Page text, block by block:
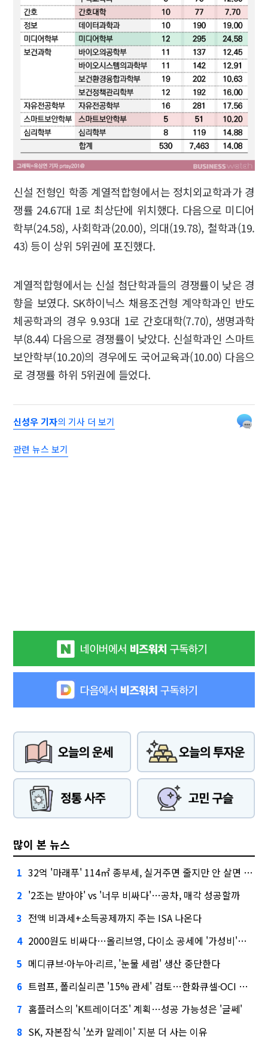
신설 전형인 학종 계열적합형에서는 정치외교학과가 경
쟁률 24.67대 1로 최상단에 위치했다. 다음으로 미디어
학부(24.58), 사회학과(20.00), 의대(19.78), 철학과(19.
43) 등이 상위 5위권에 포진했다.
계열적합형에서는 신설 첨단학과들의 경쟁률이 낮은 경
향을 보였다. SK하이닉스 채용조건형 계약학과인 반도
체공학과의 경우 9.93대 1로 간호대학(7.70), 생명과학
부(8.44) 다음으로 경쟁률이 낮았다. 신설학과인 스마트
보안학부(10.20)의 경우에도 국어교육과(10.00) 다음으
로 경쟁률 하위 5위권에 들었다.
신성우 기자의 기사 더 보기
관련 뉴스 보기
많이 본 뉴스
1 32억 '마래푸' 114㎡ 종부세, 실거주면 줄지만 안 살면 2.5배
2 '2조는 받아야' vs '너무 비싸다'…공차, 매각 성공할까
3 전액 비과세+소득공제까지 주는 ISA 나온다
4 2000원도 비싸다…올리브영, 다이소 공세에 '가성비'로 맞불
5 메디큐브·아누아·리르, '눈물 세럼' 생산 중단한다
6 트럼프, 폴리실리콘 '15% 관세' 검토…한화큐셀·OCI 영향은?
7 홈플러스의 'K트레이더조' 계획…성공 가능성은 '글쎄'
8 SK, 자본잠식 '쏘카 말레이' 지분 더 사는 이유